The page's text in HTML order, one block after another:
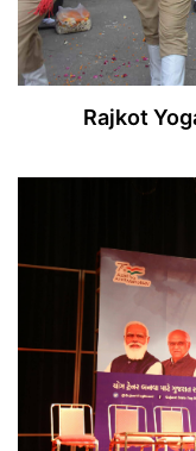
Rajkot